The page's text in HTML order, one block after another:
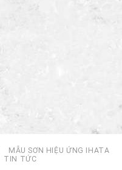
MẪU SƠN HIỆU ỨNG IHATA
TIN TỨC